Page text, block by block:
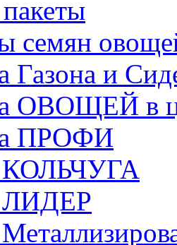
семян
Газона и
ОВОЩЕЙ в
ПРОФИ
КОЛЬЧУГА
ЛИДЕР